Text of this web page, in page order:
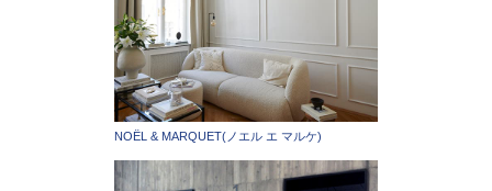
NOËL & MARQUET(ノエル エ マルケ)